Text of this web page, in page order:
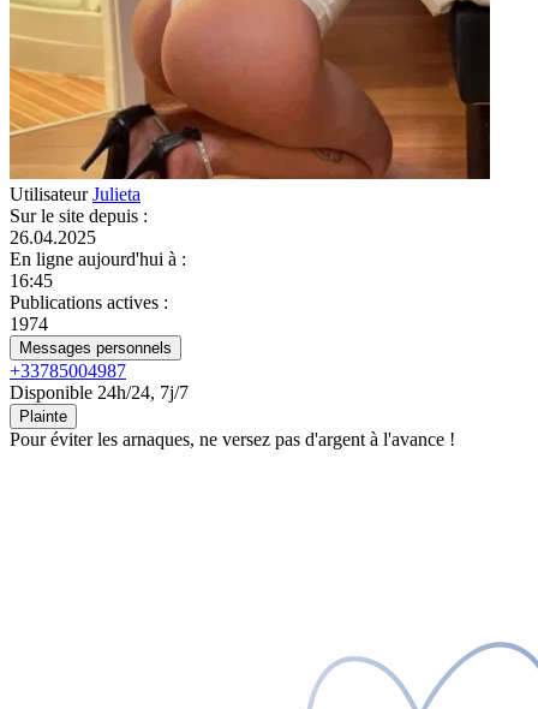
UtilisateurJulieta
Sur le site depuis :
26.04.2025
En ligne aujourd'hui à :
16:45
Publications actives :
1974
Messages personnels
+33785004987
Disponible 24h/24, 7j/7
Plainte
Pour éviter les arnaques, ne versez pas d'argent à l'avance !